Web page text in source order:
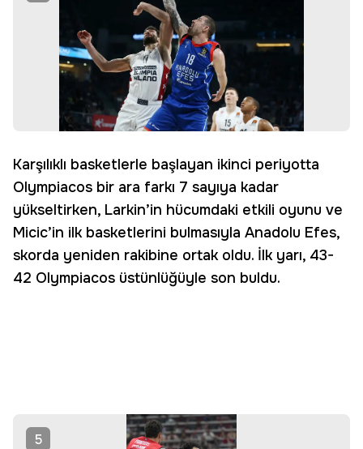
Karşılıklı basketlerle başlayan ikinci periyotta
Olympiacos bir ara farkı 7 sayıya kadar
yükseltirken, Larkin’in hücumdaki etkili oyunu ve
Micic’in ilk basketlerini bulmasıyla Anadolu Efes,
skorda yeniden rakibine ortak oldu. İlk yarı, 43-
42 Olympiacos üstünlüğüyle son buldu.
5